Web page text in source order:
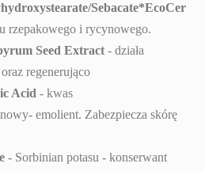
Sebacate*EcoCer
rzepakowego i rycynowego.
Seed Extract - działa
regenerująco
Acid - kwas
emolient. Zabezpiecza skórę
- Sorbinian potasu - konserwant